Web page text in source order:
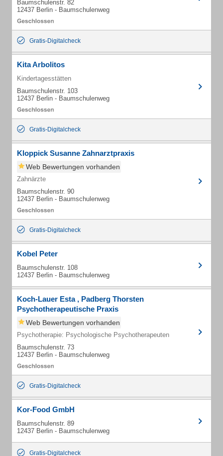
Baumschulenstr. 82
12437 Berlin - Baumschulenweg
Gratis-Digitalcheck
Kita Arbolitos
Kindertagesstätten
Baumschulenstr. 103
12437 Berlin - Baumschulenweg
Gratis-Digitalcheck
Kloppick Susanne Zahnarztpraxis
Web Bewertungen vorhanden
Zahnärzte
Baumschulenstr. 90
12437 Berlin - Baumschulenweg
Gratis-Digitalcheck
Kobel Peter
Baumschulenstr. 108
12437 Berlin - Baumschulenweg
Koch-Lauer Esta , Padberg Thorsten
Psychotherapeutische Praxis
Web Bewertungen vorhanden
Psychotherapie: Psychologische Psychotherapeuten
Baumschulenstr. 73
12437 Berlin - Baumschulenweg
Gratis-Digitalcheck
Kor-Food GmbH
Baumschulenstr. 89
12437 Berlin - Baumschulenweg
Gratis-Digitalcheck